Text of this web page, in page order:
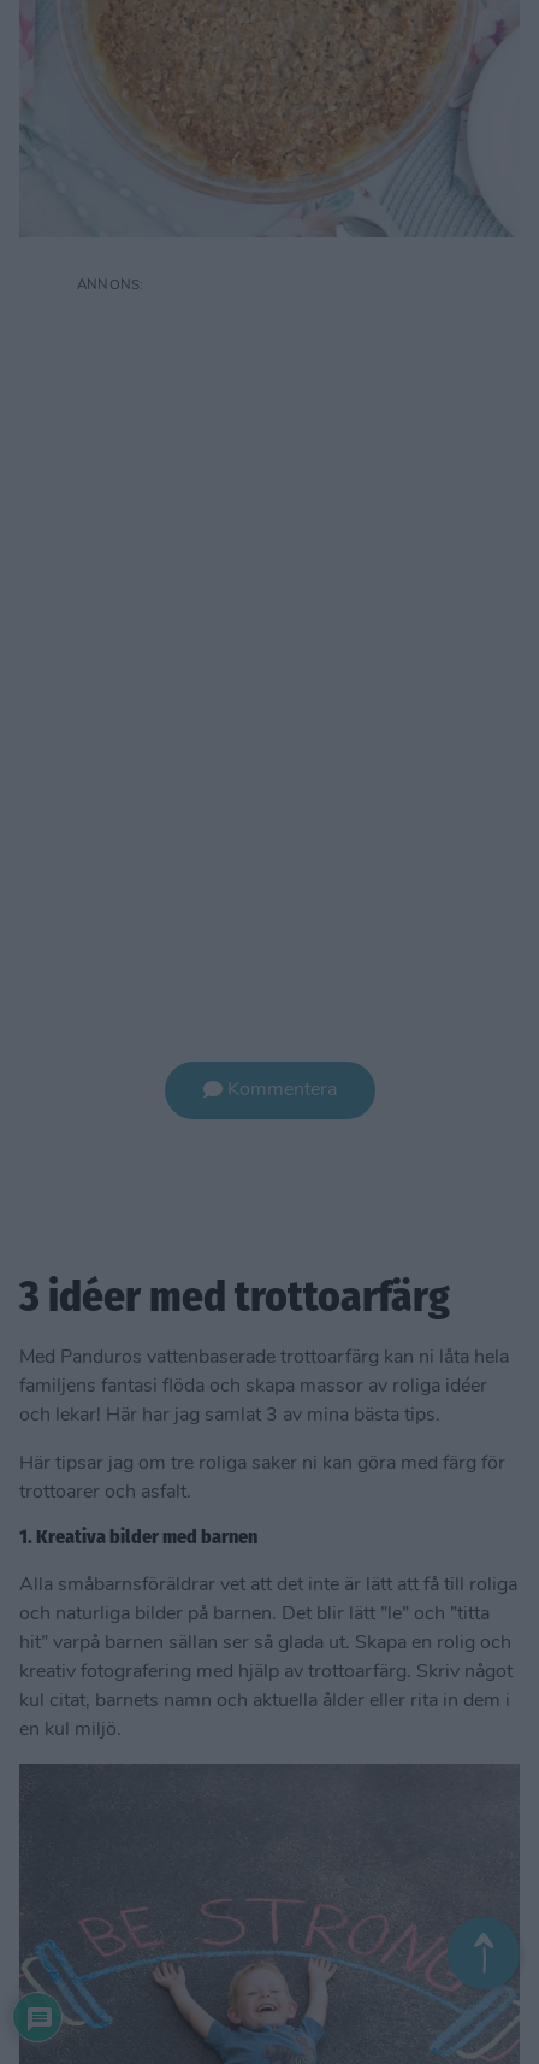
Kommentera
3 idéer med trottoarfärg
Med Panduros vattenbaserade trottoarfärg kan ni låta hela
familjens fantasi flöda och skapa massor av roliga idéer
och lekar! Här har jag samlat 3 av mina bästa tips.
Här tipsar jag om tre roliga saker ni kan göra med färg för
trottoarer och asfalt.
1. Kreativa bilder med barnen
Alla småbarnsföräldrar vet att det inte är lätt att få till roliga
och naturliga bilder på barnen. Det blir lätt ”le” och ”titta
hit” varpå barnen sällan ser så glada ut. Skapa en rolig och
kreativ fotografering med hjälp av trottoarfärg. Skriv något
kul citat, barnets namn och aktuella ålder eller rita in dem i
en kul miljö.